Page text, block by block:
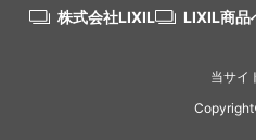
株式会社LIXIL LIXIL商品
当サイ